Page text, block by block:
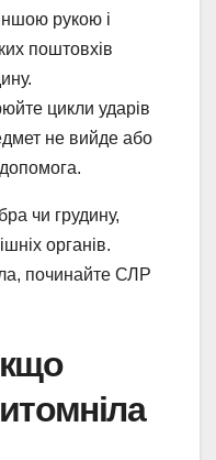
рукою і
поштовхів
цикли ударів
не вийде або
чи грудину,
органів.
починайте СЛР